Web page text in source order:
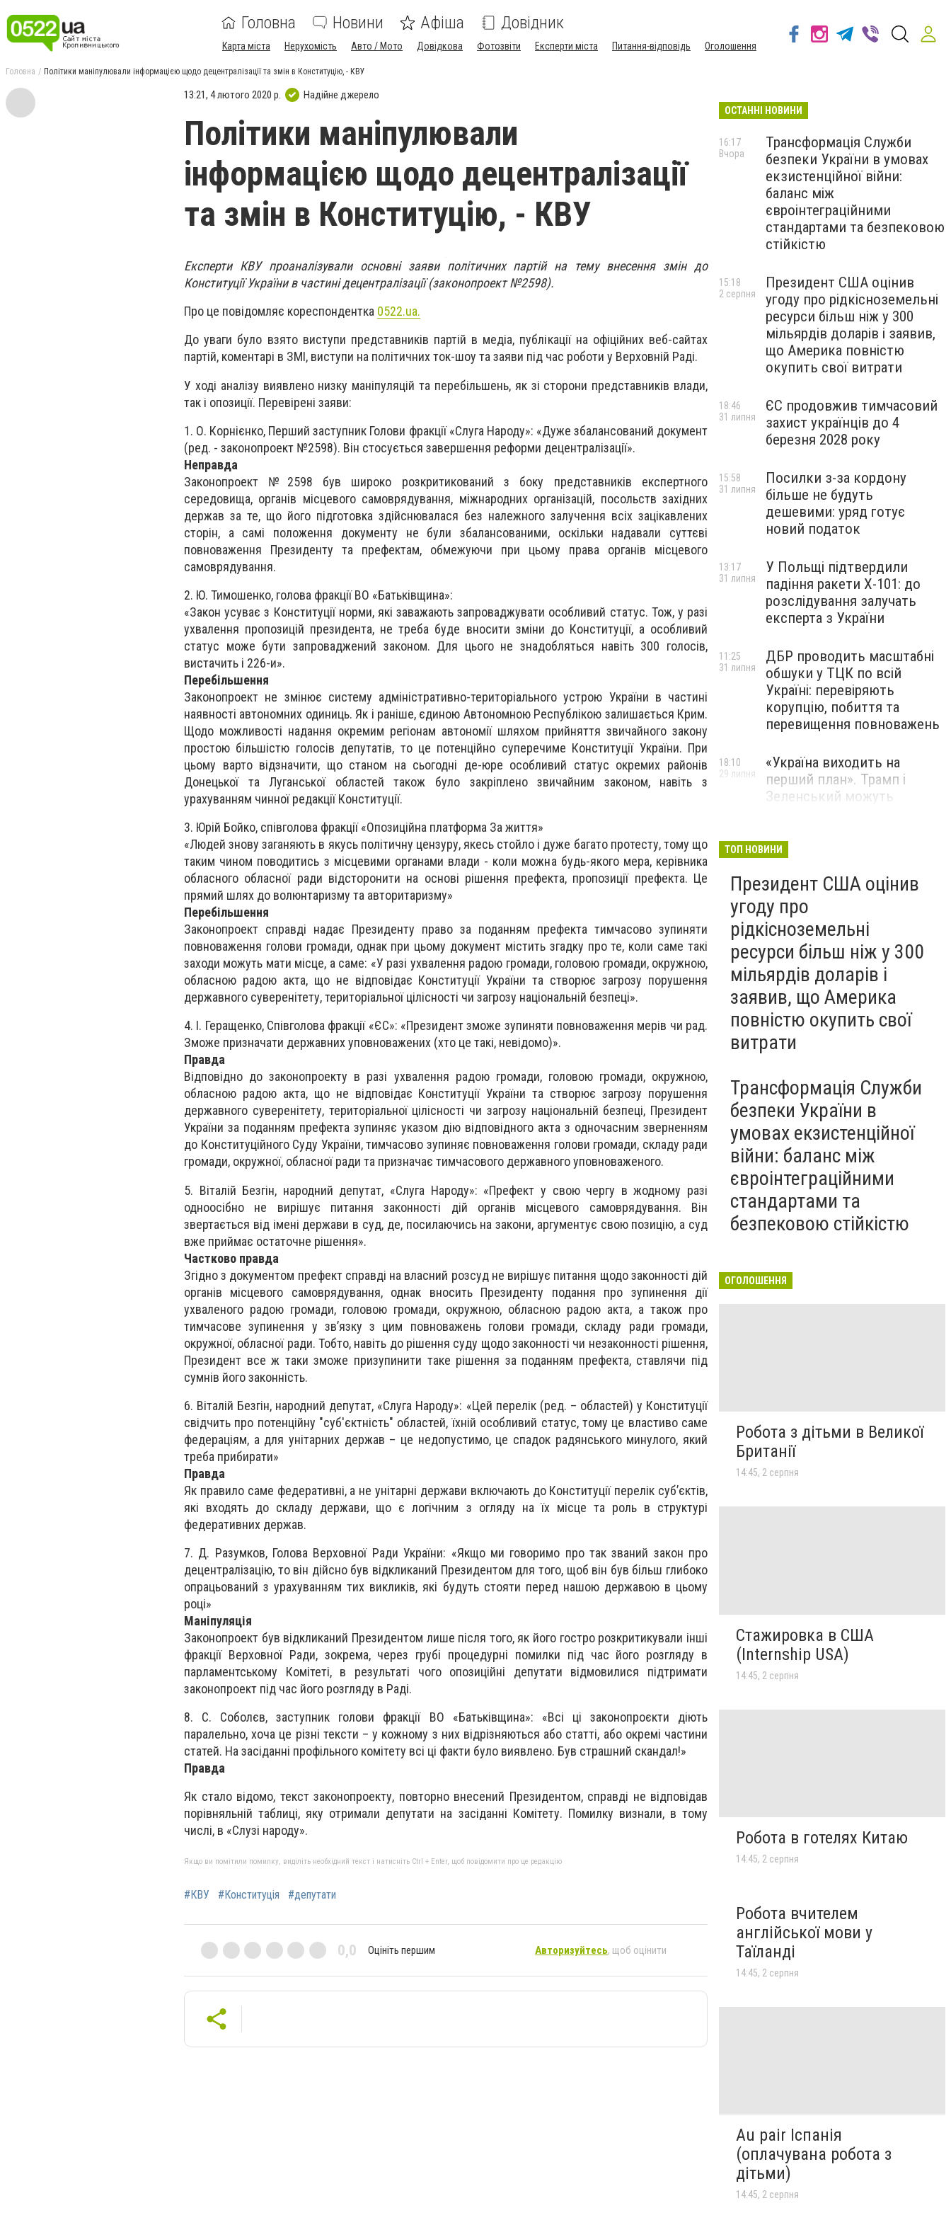
Головна Новини Афіша Довідник
Карта міста Нерухомість Авто / Мото Довідкова Фотозвіти Експерти міста Питання-відповідь Оголошення
Головна Політики маніпулювали інформацією щодо децентралізації та змін в Конституцію, - КВУ
13:21, 4 лютого 2020 р. Надійне джерело
Політики маніпулювали
інформацією щодо децентралізації
та змін в Конституцію, - КВУ
Експерти КВУ проаналізували основні заяви політичних партій на тему внесення змін до
Конституції України в частині децентралізації (законопроект №2598).
Про це повідомляє кореспондентка 0522.ua.
До уваги було взято виступи представників партій в медіа, публікації на офіційних веб-сайтах
партій, коментарі в ЗМІ, виступи на політичних ток-шоу та заяви під час роботи у Верховній Раді.
У ході аналізу виявлено низку маніпуляцій та перебільшень, як зі сторони представників влади,
так і опозиції. Перевірені заяви:
1. О. Корнієнко, Перший заступник Голови фракції «Слуга Народу»: «Дуже збалансований документ
(ред. - законопроект №2598). Він стосується завершення реформи децентралізації».
Неправда
Законопроект №2598 був широко розкритикований з боку представників експертного
середовища, органів місцевого самоврядування, міжнародних організацій, посольств західних
держав за те, що його підготовка здійснювалася без належного залучення всіх зацікавлених
сторін, а самі положення документу не були збалансованими, оскільки надавали суттєві
повноваження Президенту та префектам, обмежуючи при цьому права органів місцевого
самоврядування.
2. Ю. Тимошенко, голова фракції ВО «Батьківщина»:
«Закон усуває з Конституції норми, які заважають запроваджувати особливий статус. Тож, у разі
ухвалення пропозицій президента, не треба буде вносити зміни до Конституції, а особливий
статус може бути запроваджений законом. Для цього не знадобляться навіть 300 голосів,
вистачить і 226-и».
Перебільшення
Законопроект не змінює систему адміністративно-територіального устрою України в частині
наявності автономних одиниць. Як і раніше, єдиною Автономною Республікою залишається Крим.
Щодо можливості надання окремим регіонам автономії шляхом прийняття звичайного закону
простою більшістю голосів депутатів, то це потенційно суперечиме Конституції України. При
цьому варто відзначити, що станом на сьогодні де-юре особливий статус окремих районів
Донецької та Луганської областей також було закріплено звичайним законом, навіть з
урахуванням чинної редакції Конституції.
3. Юрій Бойко, співголова фракції «Опозиційна платформа За життя»
«Людей знову заганяють в якусь політичну цензуру, якесь стойло і дуже багато протесту, тому що
таким чином поводитись з місцевими органами влади - коли можна будь-якого мера, керівника
обласного обласної ради відсторонити на основі рішення префекта, пропозиції префекта. Це
прямий шлях до волюнтаризму та авторитаризму»
Перебільшення
Законопроект справді надає Президенту право за поданням префекта тимчасово зупиняти
повноваження голови громади, однак при цьому документ містить згадку про те, коли саме такі
заходи можуть мати місце, а саме: «У разі ухвалення радою громади, головою громади, окружною,
обласною радою акта, що не відповідає Конституції України та створює загрозу порушення
державного суверенітету, територіальної цілісності чи загрозу національній безпеці».
4. І. Геращенко, Співголова фракції «ЄС»: «Президент зможе зупиняти повноваження мерів чи рад.
Зможе призначати державних уповноважених (хто це такі, невідомо)».
Правда
Відповідно до законопроекту в разі ухвалення радою громади, головою громади, окружною,
обласною радою акта, що не відповідає Конституції України та створює загрозу порушення
державного суверенітету, територіальної цілісності чи загрозу національній безпеці, Президент
України за поданням префекта зупиняє указом дію відповідного акта з одночасним зверненням
до Конституційного Суду України, тимчасово зупиняє повноваження голови громади, складу ради
громади, окружної, обласної ради та призначає тимчасового державного уповноваженого.
5. Віталій Безгін, народний депутат, «Слуга Народу»: «Префект у свою чергу в жодному разі
одноосібно не вирішує питання законності дій органів місцевого самоврядування. Він
звертається від імені держави в суд, де, посилаючись на закони, аргументує свою позицію, а суд
вже приймає остаточне рішення».
Частково правда
Згідно з документом префект справді на власний розсуд не вирішує питання щодо законності дій
органів місцевого самоврядування, однак вносить Президенту подання про зупинення дії
ухваленого радою громади, головою громади, окружною, обласною радою акта, а також про
тимчасове зупинення у зв’язку з цим повноважень голови громади, складу ради громади,
окружної, обласної ради. Тобто, навіть до рішення суду щодо законності чи незаконності рішення,
Президент все ж таки зможе призупинити таке рішення за поданням префекта, ставлячи під
сумнів його законність.
6. Віталій Безгін, народний депутат, «Слуга Народу»: «Цей перелік (ред. – областей) у Конституції
свідчить про потенційну "суб'єктність" областей, їхній особливий статус, тому це властиво саме
федераціям, а для унітарних держав – це недопустимо, це спадок радянського минулого, який
треба прибирати»
Правда
Як правило саме федеративні, а не унітарні держави включають до Конституції перелік суб’єктів,
які входять до складу держави, що є логічним з огляду на їх місце та роль в структурі
федеративних держав.
7. Д. Разумков, Голова Верховної Ради України: «Якщо ми говоримо про так званий закон про
децентралізацію, то він дійсно був відкликаний Президентом для того, щоб він був більш глибоко
опрацьований з урахуванням тих викликів, які будуть стояти перед нашою державою в цьому
році»
Маніпуляція
Законопроект був відкликаний Президентом лише після того, як його гостро розкритикували інші
фракції Верховної Ради, зокрема, через грубі процедурні помилки під час його розгляду в
парламентському Комітеті, в результаті чого опозиційні депутати відмовилися підтримати
законопроект під час його розгляду в Раді.
8. С. Соболєв, заступник голови фракції ВО «Батьківщина»: «Всі ці законопроєкти діють
паралельно, хоча це різні тексти – у кожному з них відрізняються або статті, або окремі частини
статей. На засіданні профільного комітету всі ці факти було виявлено. Був страшний скандал!»
Правда
Як стало відомо, текст законопроекту, повторно внесений Президентом, справді не відповідав
порівняльній таблиці, яку отримали депутати на засіданні Комітету. Помилку визнали, в тому
числі, в «Слузі народу».
Якщо ви помітили помилку, виділіть необхідний текст і натисніть Ctrl + Enter, щоб повідомити про це редакцію
#КВУ #Конституція #депутати
0,0 Оцініть першим Авторизуйтесь, щоб оцінити
ОСТАННІ НОВИНИ
Трансформація Служби
безпеки України в умовах
екзистенційної війни:
баланс між
євроінтеграційними
стандартами та безпековою
стійкістю
16:17
Вчора
Президент США оцінив
угоду про рідкісноземельні
ресурси більш ніж у 300
мільярдів доларів і заявив,
що Америка повністю
окупить свої витрати
15:18
2 серпня
ЄС продовжив тимчасовий
захист українців до 4
березня 2028 року
18:46
31 липня
Посилки з-за кордону
більше не будуть
дешевими: уряд готує
новий податок
15:58
31 липня
У Польщі підтвердили
падіння ракети Х-101: до
розслідування залучать
експерта з України
13:17
31 липня
ДБР проводить масштабні
обшуки у ТЦК по всій
Україні: перевіряють
корупцію, побиття та
перевищення повноважень
11:25
31 липня
«Україна виходить на
перший план». Трамп і
Зеленський можуть
18:10
29 липня
навчання зі зміцнення
доброчесності й
ефективного урядування
29 липня
ТОП НОВИНИ
Президент США оцінив
угоду про
рідкісноземельні
ресурси більш ніж у 300
мільярдів доларів і
заявив, що Америка
повністю окупить свої
витрати
Трансформація Служби
безпеки України в
умовах екзистенційної
війни: баланс між
євроінтеграційними
стандартами та
безпековою стійкістю
ОГОЛОШЕННЯ
Робота з дітьми в Великої
Британії
14:45, 2 серпня
Стажировка в США
(Internship USA)
14:45, 2 серпня
Робота в готелях Китаю
14:45, 2 серпня
Робота вчителем
англійської мови у
Таїланді
14:45, 2 серпня
Au pair Іспанія
(оплачувана робота з
дітьми)
14:45, 2 серпня